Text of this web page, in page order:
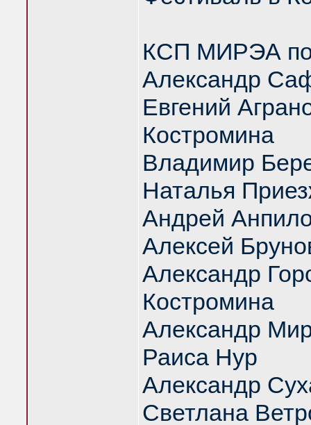
КСП МИРЭА
Александр
Евгений
Костромина
Владимир
Наталья
Андрей
Алексей
Александр
Костромина
Александр
Раиса Нур
Александр
Светлана